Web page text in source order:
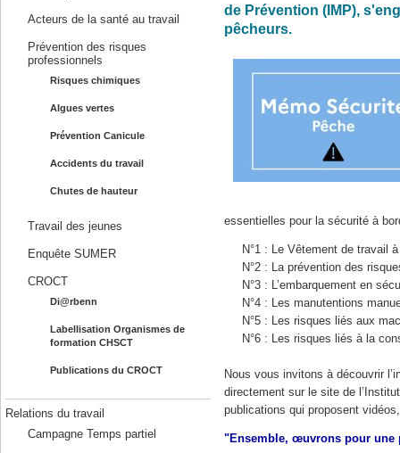
Acteurs de la santé au travail
Prévention des risques
professionnels
Risques chimiques
Algues vertes
Prévention Canicule
Accidents du travail
Chutes de hauteur
Travail des jeunes
Enquête SUMER
CROCT
Di@rbenn
Labellisation Organismes de
formation CHSCT
Publications du CROCT
Relations du travail
Campagne Temps partiel
de Prévention (IMP),
pêcheurs.
essentielles pour la sécurité à
N°1 : Le Vêtement de travail
N°2 : La prévention des
N°3 : L’embarquement en
N°4 : Les manutentions
N°5 : Les risques liés aux
N°6 : Les risques liés à la
Nous vous invitons à découvrir
directement sur le site de
publications qui proposent
"Ensemble, œuvrons pour une